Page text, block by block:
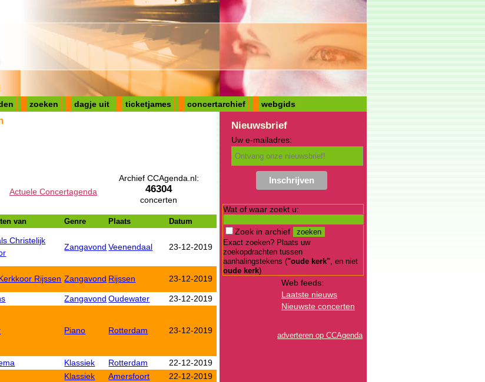
zoeken dagje uit ticketjames concertarchief webgids
Archief CCAgenda.nl:
46304
concerten
Actuele Concertagenda
van Genre Plaats Datum
Christelijk
Zangavond Veenendaal 23-12-2019
Rijssen Zangavond Rijssen 23-12-2019
Zangavond Oudewater
23-12-2019
Piano Rotterdam 23-12-2019
Klassiek Rotterdam
22-12-2019
Klassiek Amersfoort
22-12-2019
Nieuwsbrief
Uw e-mailadres:
Wat of waar zoekt u:
Zoek in archief
Exact zoeken? Plaats uw
zoekopdrachten tussen
aanhalingstekens ("oude kerk", en niet
oude kerk)
Web feeds:
Laatste nieuws
Nieuwste concerten
adverteren op CCAgenda